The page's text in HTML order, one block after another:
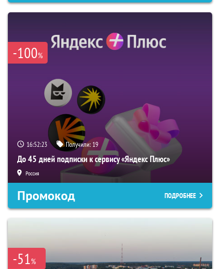
-100%
16:52:22 Получили: 19
До 45 дней подписки к сервису «Яндекс Плюс»
Россия
Промокод ПОДРОБНЕЕ
-51%